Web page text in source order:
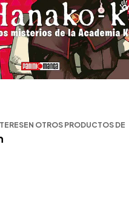
OTROS PRODUCTOS DE